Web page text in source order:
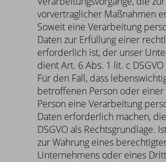
vorvertraglicher Maßnahmen
Soweit eine Verarbeitung
Daten zur Erfüllung einer
erforderlich ist, der unser
dient Art. 6 Abs. 1 lit. c
Für den Fall, dass
betroffenen Person oder
Person eine Verarbeitung
Daten erforderlich machen,
DSGVO als Rechtsgrundlage.
zur Wahrung eines
Unternehmens oder eines